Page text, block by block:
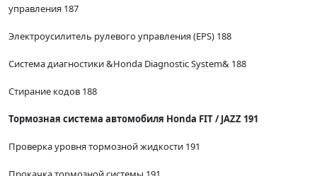
управления 187
Электроусилитель рулевого управления (EPS) 188
Система диагностики &Honda Diagnostic System& 188
Стирание кодов 188
Тормозная система автомобиля Honda FIT / JAZZ 191
Проверка уровня тормозной жидкости 191